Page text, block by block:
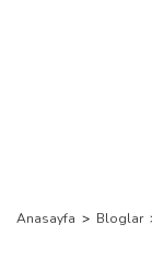
Anasayfa > Bloglar